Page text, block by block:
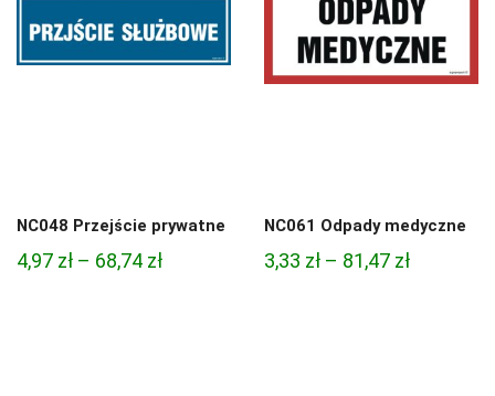
NC048 Przejście prywatne
4,97 zł – 68,74 złZakres
NC061 Odpady medyczne
3,33 zł – 81,47 złZakres